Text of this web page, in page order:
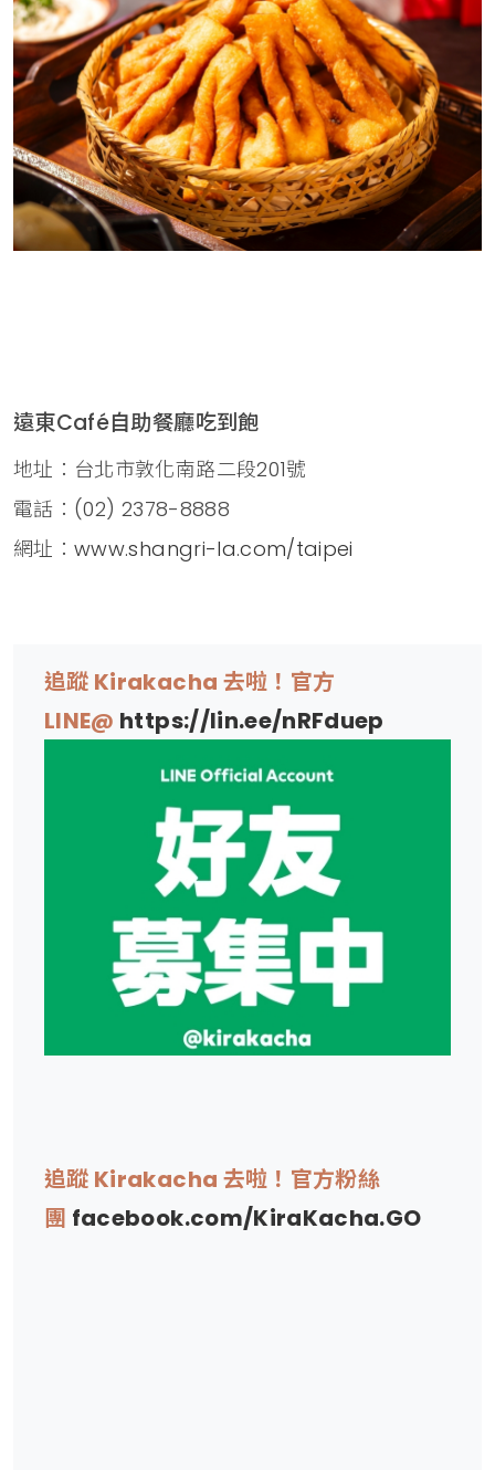
遠東Café自助餐廳吃到飽
地址：台北市敦化南路二段201號
電話：(02) 2378-8888
網址：www.shangri-la.com/taipei
追蹤 Kirakacha 去啦！官方
LINE@ https://lin.ee/nRFduep
追蹤 Kirakacha 去啦！官方粉絲
團 facebook.com/KiraKacha.GO